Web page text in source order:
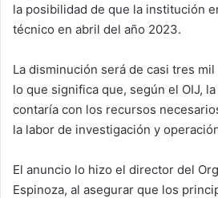
la posibilidad de que la institución
técnico en abril del año 2023.
La disminución será de casi tres
lo que significa que, según el OIJ,
contaría con los recursos
la labor de investigación y
El anuncio lo hizo el director del
Espinoza, al asegurar que los